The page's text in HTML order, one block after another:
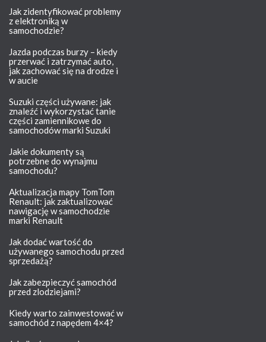
Jak zidentyfikować problemy
z elektroniką w
samochodzie?
Jazda podczas burzy – kiedy
przerwać i zatrzymać auto,
jak zachować się na drodze i
w aucie
Suzuki części używane: jak
znaleźć i wykorzystać tanie
części zamiennikowe do
samochodów marki Suzuki
Jakie dokumenty są
potrzebne do wynajmu
samochodu?
Aktualizacja mapy TomTom
Renault: jak zaktualizować
nawigację w samochodzie
marki Renault
Jak dodać wartość do
używanego samochodu przed
sprzedażą?
Jak zabezpieczyć samochód
przed zlodziejami?
Kiedy warto zainwestować w
samochód z napędem 4×4?